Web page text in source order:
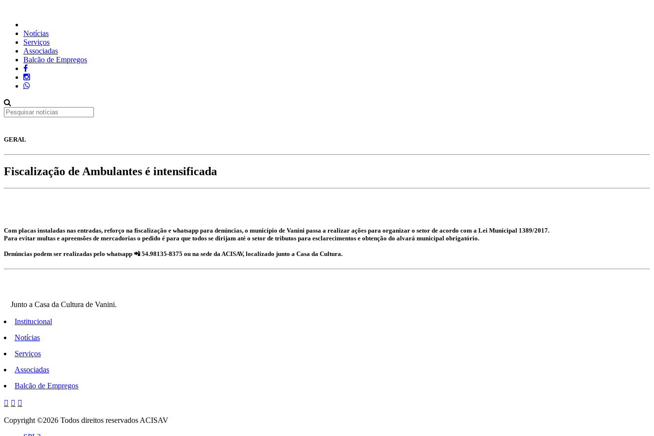
Notícias
Serviços
Associadas
Balcão de Empregos
GERAL
Fiscalização de Ambulantes é intensificada
Com placas instaladas nas entradas, reforço na fiscalização e whatsapp para denúncias, o município de Vanini passa a realizar ações para organizar o setor de acordo com a Lei Municipal 1389/2017.
Para evitar multas e apreensões de mercadorias o pedido é para que todos se dirijam até o setor de tributos para esclarecimentos e obtenção do alvará municipal obrigatório.
Denúncias podem ser realizadas pelo whatsapp 📲 54.98135-8375 ou na sede da ACISAV, localizado junto a Casa da Cultura.
Junto a Casa da Cultura de Vanini.
Institucional
Notícias
Serviços
Associadas
Balcão de Empregos
Copyright ©2026 Todos direitos reservados ACISAV